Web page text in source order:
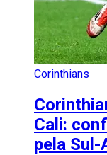
Corinthians
Cali:
pela Sul-